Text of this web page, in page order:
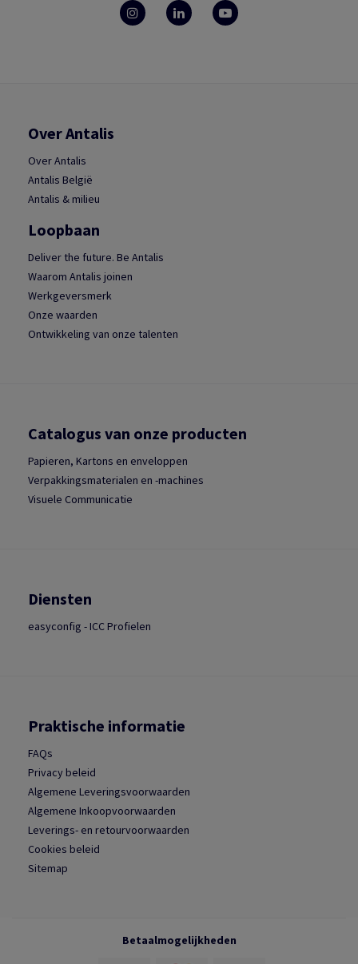
Over Antalis
Over Antalis
Antalis België
Antalis & milieu
Loopbaan
Deliver the future. Be Antalis
Waarom Antalis joinen
Werkgeversmerk
Onze waarden
Ontwikkeling van onze talenten
Catalogus van onze producten
Papieren, Kartons en enveloppen
Verpakkingsmaterialen en -machines
Visuele Communicatie
Diensten
easyconfig - ICC Profielen
Praktische informatie
FAQs
Privacy beleid
Algemene Leveringsvoorwaarden
Algemene Inkoopvoorwaarden
Leverings- en retourvoorwaarden
Cookies beleid
Sitemap
Betaalmogelijkheden